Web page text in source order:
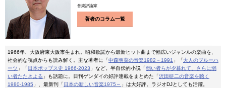
音楽評論家
著者のコラム一覧
1966年、大阪府東大阪市生まれ。昭和歌謡から最新ヒット曲まで幅広いジャンルの楽曲を、
社会的な視点からも読み解く。主な著者に「中森明菜の音楽1982－1991 」「大人のブルーハ
ーツ 」「日本ポップス史 1966-2023 」など。半自伝的小説「弱い者らが夕暮れて、さらに弱
い者たたきよる 」も話題に。日刊ゲンダイの好評連載をまとめた「沢田研二の音楽を聴く
1980-1985 」、最新刊「日本の新しい音楽1975～ 」は大好評。ラジオDJとしても活躍。